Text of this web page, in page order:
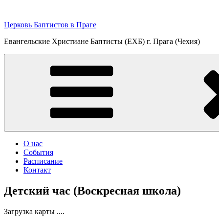
содержимому
Церковь Баптистов в Праге
Евангельские Христиане Баптисты (ЕХБ) г. Прага (Чехия)
О нас
События
Расписание
Контакт
Детский час (Воскресная школа)
Загрузка карты ....